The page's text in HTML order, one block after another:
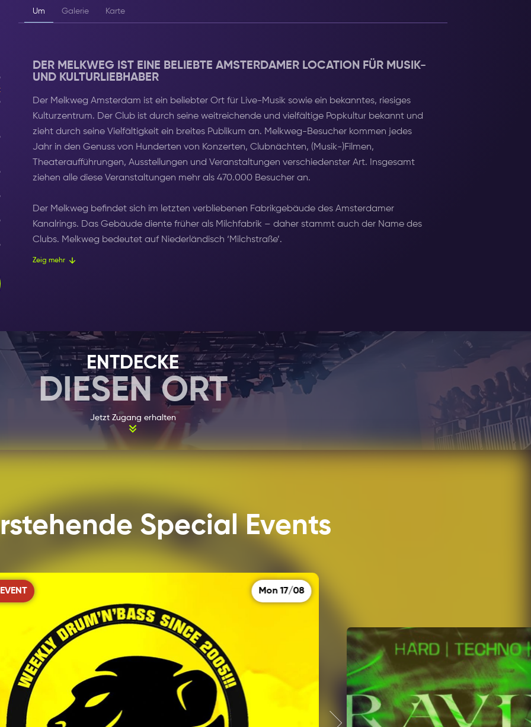
Um Galerie Karte
DER MELKWEG IST EINE BELIEBTE AMSTERDAMER LOCATION FÜR MUSIK-
UND KULTURLIEBHABER
Der Melkweg Amsterdam ist ein beliebter Ort für Live-Musik sowie ein bekanntes, riesiges
Kulturzentrum. Der Club ist durch seine weitreichende und vielfältige Popkultur bekannt und
zieht durch seine Vielfältigkeit ein breites Publikum an. Melkweg-Besucher kommen jedes
Jahr in den Genuss von Hunderten von Konzerten, Clubnächten, (Musik-)Filmen,
Theateraufführungen, Ausstellungen und Veranstaltungen verschiedenster Art. Insgesamt
ziehen alle diese Veranstaltungen mehr als 470.000 Besucher an.
Der Melkweg befindet sich im letzten verbliebenen Fabrikgebäude des Amsterdamer
Kanalrings. Das Gebäude diente früher als Milchfabrik – daher stammt auch der Name des
Clubs. Melkweg bedeutet auf Niederländisch ‘Milchstraße’.
wurde das Gebäude grundlegend verändert. Heute verfügt es über zwei Konzertsäle, ein
Kino, ein Theater und einen Ausstellungsbereich. Alle verschiedenen Bereiche können
unabhängig voneinander genutzt oder zu einem einzigen großen Kulturzentrum
zusammengeschlossen werden.
Zeig mehr
ENTDECKE
DIESEN ORT
Jetzt Zugang erhalten
Special Events
Mon 17/08